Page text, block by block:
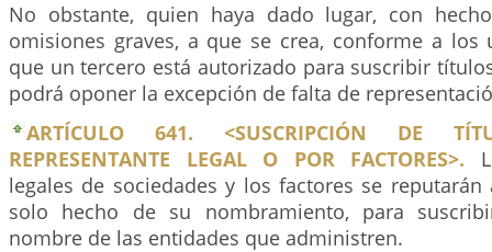
No obstante, quien haya dado lugar, con
omisiones graves, a que se crea, conforme a los
que un tercero está autorizado para suscribir
podrá oponer la excepción de falta de
ARTÍCULO 641. <SUSCRIPCIÓN DE
REPRESENTANTE LEGAL O POR FACTORES>.
legales de sociedades y los factores se
solo hecho de su nombramiento, para
nombre de las entidades que administren.